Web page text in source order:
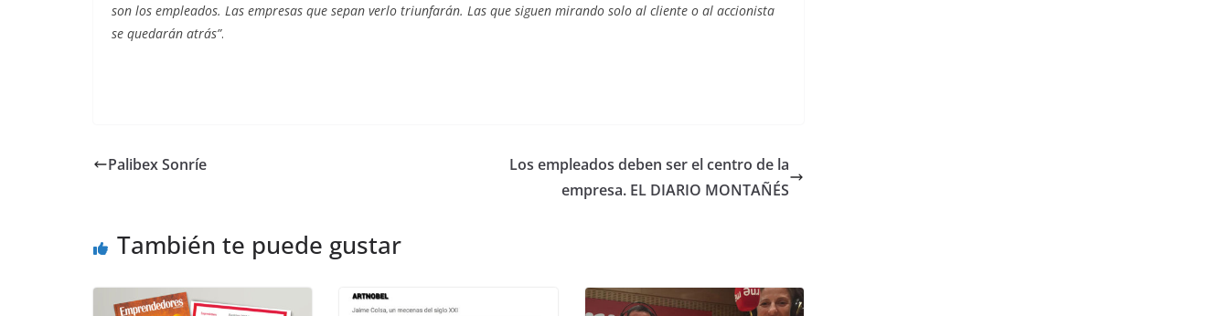
son los empleados. Las empresas que sepan verlo triunfarán. Las que siguen mirando solo al cliente o al accionista
se quedarán atrás”.
Palibex Sonríe
Los empleados deben ser el centro de la
empresa. EL DIARIO MONTAÑÉS
También te puede gustar